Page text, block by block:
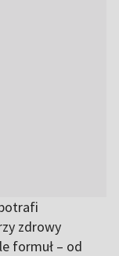
zdrowy
formuł – od